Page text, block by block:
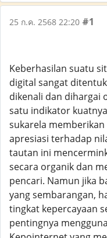
25 ก.ค. 2568 22:20 #1
Keberhasilan suatu
digital sangat
dikenali dan dihargai
satu indikator
sukarela
apresiasi terhadap
tautan ini
secara organik dan
pencari. Namun jika
yang sembarangan,
tingkat kepercayaan
pentingnya